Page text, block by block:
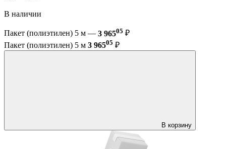
В наличии
Пакет (полиэтилен) 5 м — 3 96505 ₽
Пакет (полиэтилен) 5 м 3 96505 ₽
В корзину